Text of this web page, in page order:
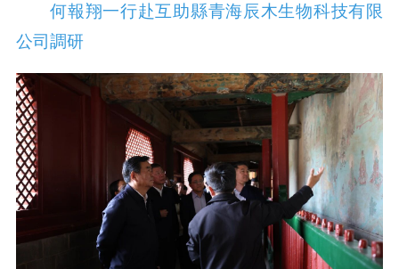
何報翔一行赴互助縣青海辰木生物科技有限
公司調研